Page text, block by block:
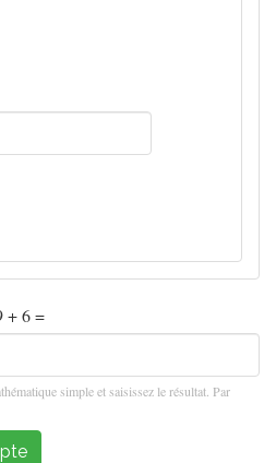
+ 6 =
simple et saisissez le résultat. Par